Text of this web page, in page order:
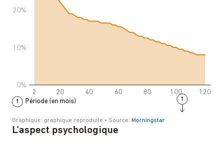
L'aspect psychologique